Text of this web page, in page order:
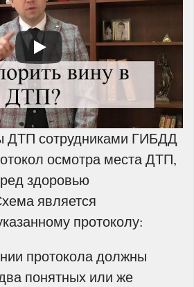
сотрудниками ГИБДД
осмотра места ДТП,
здоровью
является
протоколу:
протокола должны
понятных или же